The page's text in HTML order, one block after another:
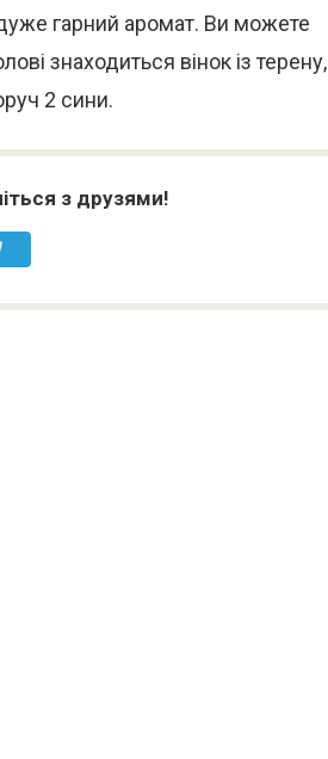
гарний аромат. Ви можете
знаходиться вінок із терену,
2 сини.
з друзями!